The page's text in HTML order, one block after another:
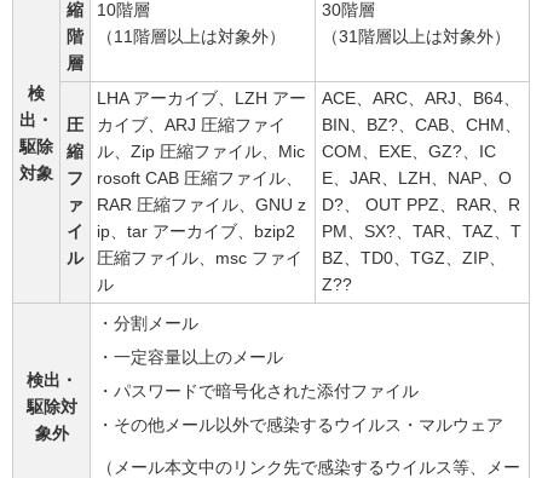
検
出・
駆除
対象
縮
階
層
10階層
（11階層以上は対象外）
30階層
（31階層以上は対象外）
圧
縮
フ
ァ
イ
ル
LHA アーカイブ、LZH アー
カイブ、ARJ 圧縮ファイ
ル、Zip 圧縮ファイル、Mic
rosoft CAB 圧縮ファイル、
RAR 圧縮ファイル、GNU z
ip、tar アーカイブ、bzip2
圧縮ファイル、msc ファイ
ル
ACE、ARC、ARJ、B64、
BIN、BZ?、CAB、CHM、
COM、EXE、GZ?、IC
E、JAR、LZH、NAP、O
D?、 OUT PPZ、RAR、R
PM、SX?、TAR、TAZ、T
BZ、TD0、TGZ、ZIP、
Z??
検出・
駆除対
象外
・分割メール
・一定容量以上のメール
・パスワードで暗号化された添付ファイル
・その他メール以外で感染するウイルス・マルウェア
（メール本文中のリンク先で感染するウイルス等、メー